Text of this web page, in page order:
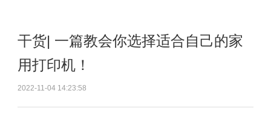
干货| 一篇教会你选择适合自己的家
用打印机！
2022-11-04 14:23:58